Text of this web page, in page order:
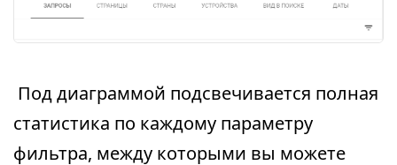
Под диаграммой подсвечивается полная
статистика по каждому параметру
фильтра, между которыми вы можете